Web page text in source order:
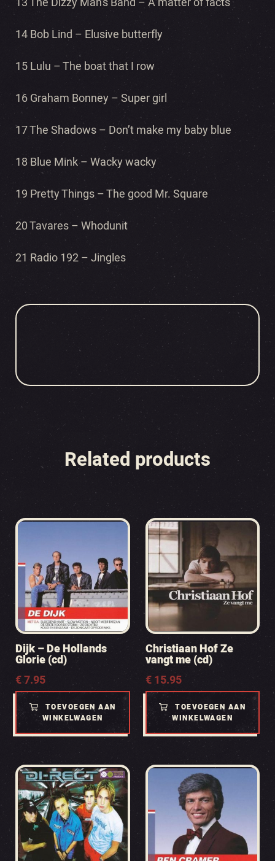
14 Bob Lind – Elusive butterfly
15 Lulu – The boat that I row
16 Graham Bonney – Super girl
17 The Shadows – Don’t make my baby blue
18 Blue Mink – Wacky wacky
19 Pretty Things – The good Mr. Square
20 Tavares – Whodunit
21 Radio 192 – Jingles
Related products
Dijk – De Hollands
Glorie (cd)
€7.95
TOEVOEGEN AAN
WINKELWAGEN
Christiaan Hof Ze
vangt me (cd)
€15.95
TOEVOEGEN AAN
WINKELWAGEN